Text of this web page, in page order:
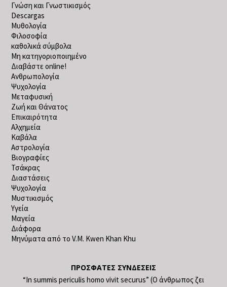
Γνώση και Γνωστικισμός
Descargas
Μυθολογία
Φιλοσοφία
καθολικά σύμβολα
Μη κατηγοριοποιημένο
Διαβάστε online!
Ανθρωπολογία
Ψυχολογία
Μεταφυσική
Ζωή και Θάνατος
Επικαιρότητα
Αλχημεία
Καβάλα
Αστρολογία
Βιογραφίες
Τσάκρας
Διαστάσεις
Ψυχολογία
Μυστικισμός
Υγεία
Μαγεία
Διάφορα
Μηνύματα από το V.M. Kwen Khan Khu
ΠΡΌΣΦΑΤΕΣ ΣΥΝΔΈΣΕΙΣ
“In summis periculis homo vivit securus” (Ο άνθρωπος ζει